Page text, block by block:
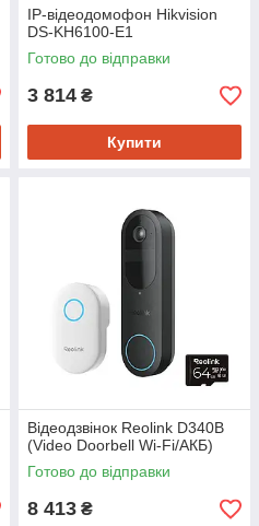
IP-відеодомофон Hikvision
DS-KH6100-E1
Готово до відправки
3 814 ₴
Купити
Відеодзвінок Reolink D340B
(Video Doorbell Wi-Fi/АКБ)
Готово до відправки
8 413 ₴